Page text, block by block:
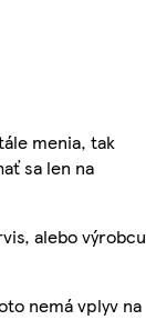
menia, tak
sa len na
alebo výrobcu
nemá vplyv na